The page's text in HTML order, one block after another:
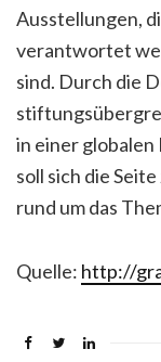
Ausstellungen,
verantwortet
sind. Durch die
in einer
soll sich die
rund um das
Quelle: http://